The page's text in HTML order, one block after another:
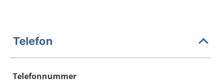
Telefon
Telefonnummer